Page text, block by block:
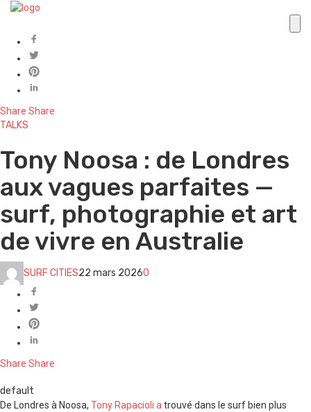
Share Share
TALKS
Tony Noosa : de Londres
aux vagues parfaites —
surf, photographie et art
de vivre en Australie
SURF CITIES22 mars 20260
Share Share
default
De Londres à Noosa, Tony Rapacioli a trouvé dans le surf bien plus